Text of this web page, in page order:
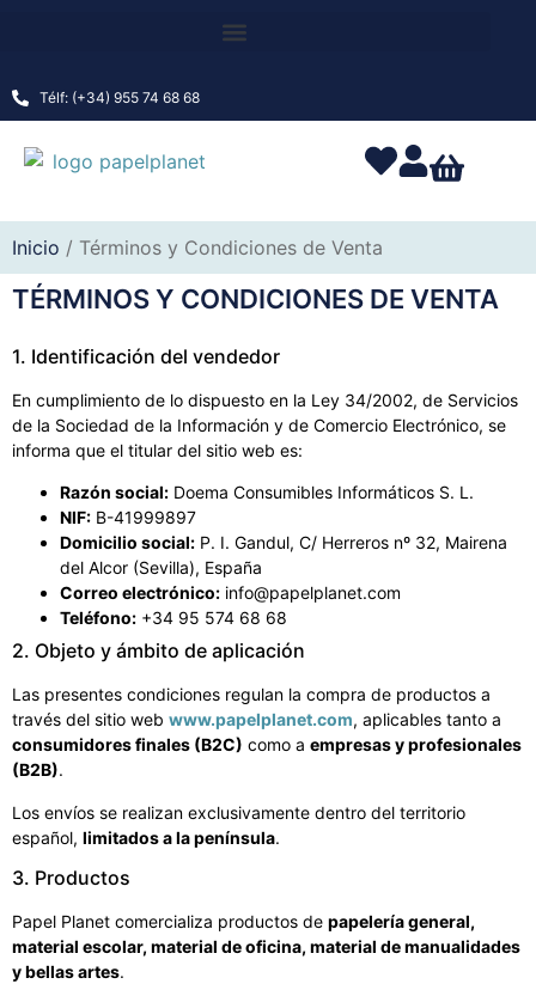
Télf: (+34) 955 74 68 68
Inicio / Términos y Condiciones de Venta
TÉRMINOS Y CONDICIONES DE VENTA
1. Identificación del vendedor
En cumplimiento de lo dispuesto en la Ley 34/2002, de Servicios
de la Sociedad de la Información y de Comercio Electrónico, se
informa que el titular del sitio web es:
Razón social: Doema Consumibles Informáticos S. L.
NIF: B-41999897
Domicilio social: P. I. Gandul, C/ Herreros nº 32, Mairena
del Alcor (Sevilla), España
Correo electrónico: info@papelplanet.com
Teléfono: +34 95 574 68 68
2. Objeto y ámbito de aplicación
Las presentes condiciones regulan la compra de productos a
través del sitio web www.papelplanet.com, aplicables tanto a
consumidores finales (B2C) como a empresas y profesionales
(B2B).
Los envíos se realizan exclusivamente dentro del territorio
español, limitados a la península.
3. Productos
Papel Planet comercializa productos de papelería general,
material escolar, material de oficina, material de manualidades
y bellas artes.